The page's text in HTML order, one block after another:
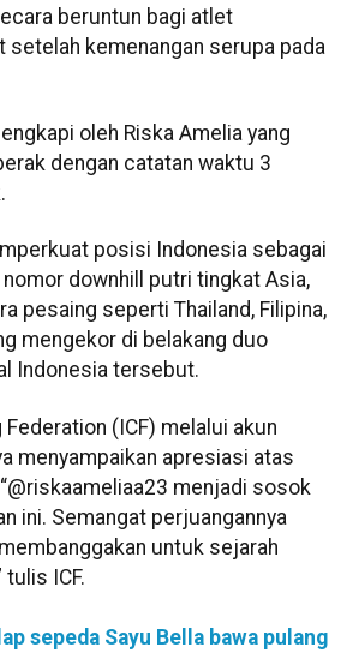
beruntun bagi atlet
setelah kemenangan serupa pada
oleh Riska Amelia yang
dengan catatan waktu 3
posisi Indonesia sebagai
downhill putri tingkat Asia,
pesaing seperti Thailand, Filipina,
mengekor di belakang duo
Indonesia tersebut.
(ICF) melalui akun
menyampaikan apresiasi atas
menjadi sosok
ini. Semangat perjuangannya
untuk sejarah
tulis ICF.
sepeda Sayu Bella bawa pulang